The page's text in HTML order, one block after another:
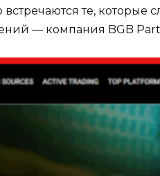
те, которые
— компания BGB